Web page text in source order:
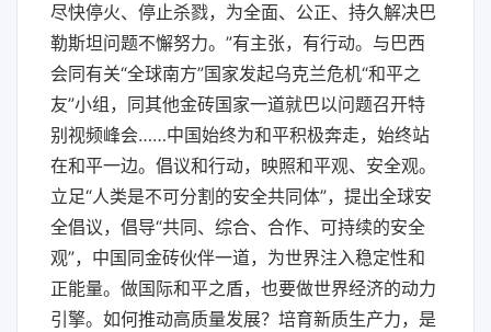
尽快停火、停止杀戮，为全面、公正、持久解决巴
勒斯坦问题不懈努力。”有主张，有行动。与巴西
会同有关“全球南方”国家发起乌克兰危机“和平之
友”小组，同其他金砖国家一道就巴以问题召开特
别视频峰会……中国始终为和平积极奔走，始终站
在和平一边。倡议和行动，映照和平观、安全观。
立足“人类是不可分割的安全共同体”，提出全球安
全倡议，倡导“共同、综合、合作、可持续的安全
观”，中国同金砖伙伴一道，为世界注入稳定性和
正能量。做国际和平之盾，也要做世界经济的动力
引擎。如何推动高质量发展？培育新质生产力，是